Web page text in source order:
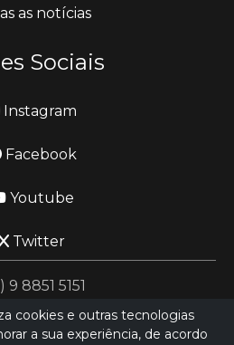
as notícias
Sociais
Instagram
Facebook
Youtube
Twitter
9 8851 5151
cookies e outras tecnologias
a sua experiência, de acordo